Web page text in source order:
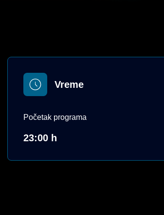
Vreme
Početak programa
23:00 h